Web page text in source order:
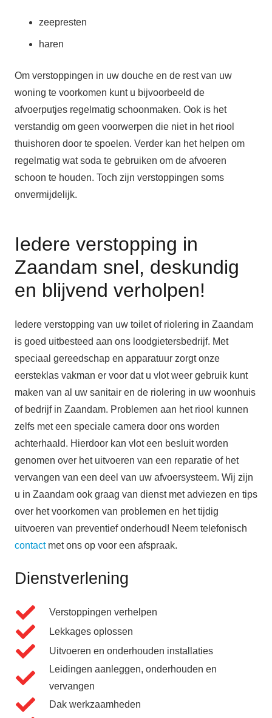
zeepresten
haren
Om verstoppingen in uw douche en de rest van uw
woning te voorkomen kunt u bijvoorbeeld de
afvoerputjes regelmatig schoonmaken. Ook is het
verstandig om geen voorwerpen die niet in het riool
thuishoren door te spoelen. Verder kan het helpen om
regelmatig wat soda te gebruiken om de afvoeren
schoon te houden. Toch zijn verstoppingen soms
onvermijdelijk.
Iedere verstopping in
Zaandam snel, deskundig
en blijvend verholpen!
Iedere verstopping van uw toilet of riolering in Zaandam
is goed uitbesteed aan ons loodgietersbedrijf. Met
speciaal gereedschap en apparatuur zorgt onze
eersteklas vakman er voor dat u vlot weer gebruik kunt
maken van al uw sanitair en de riolering in uw woonhuis
of bedrijf in Zaandam. Problemen aan het riool kunnen
zelfs met een speciale camera door ons worden
achterhaald. Hierdoor kan vlot een besluit worden
genomen over het uitvoeren van een reparatie of het
vervangen van een deel van uw afvoersysteem. Wij zijn
u in Zaandam ook graag van dienst met adviezen en tips
over het voorkomen van problemen en het tijdig
uitvoeren van preventief onderhoud! Neem telefonisch
contactmet ons op voor een afspraak.
Dienstverlening
Verstoppingen verhelpen
Lekkages oplossen
Uitvoeren en onderhouden installaties
Leidingen aanleggen, onderhouden en
vervangen
Dak werkzaamheden